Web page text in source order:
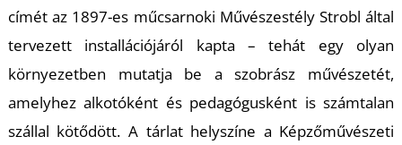
címét az 1897-es műcsarnoki Művészestély Strobl által
tervezett installációjáról kapta – tehát egy olyan
környezetben mutatja be a szobrász művészetét,
amelyhez alkotóként és pedagógusként is számtalan
szállal kötődött. A tárlat helyszíne a Képzőművészeti